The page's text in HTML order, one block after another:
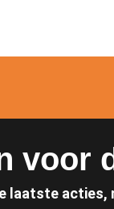
voor
laatste acties,